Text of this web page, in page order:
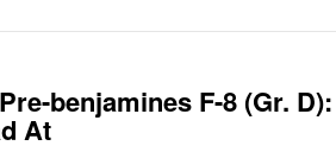
benjamines F-8 (Gr.
At